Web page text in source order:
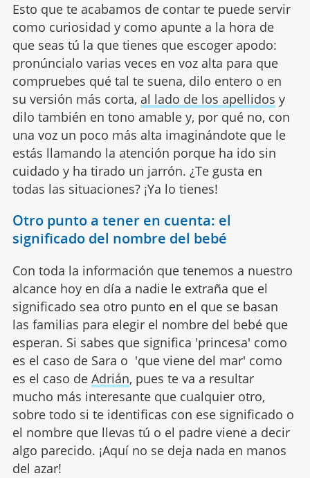
Esto que te acabamos de contar te puede servir
como curiosidad y como apunte a la hora de
que seas tú la que tienes que escoger apodo:
pronúncialo varias veces en voz alta para que
compruebes qué tal te suena, dilo entero o en
su versión más corta, al lado de los apellidos y
dilo también en tono amable y, por qué no, con
una voz un poco más alta imaginándote que le
estás llamando la atención porque ha ido sin
cuidado y ha tirado un jarrón. ¿Te gusta en
todas las situaciones? ¡Ya lo tienes!
Otro punto a tener en cuenta: el
significado del nombre del bebé
Con toda la información que tenemos a nuestro
alcance hoy en día a nadie le extraña que el
significado sea otro punto en el que se basan
las familias para elegir el nombre del bebé que
esperan. Si sabes que significa 'princesa' como
es el caso de Sara o 'que viene del mar' como
es el caso de Adrián, pues te va a resultar
mucho más interesante que cualquier otro,
sobre todo si te identificas con ese significado o
el nombre que llevas tú o el padre viene a decir
algo parecido. ¡Aquí no se deja nada en manos
del azar!